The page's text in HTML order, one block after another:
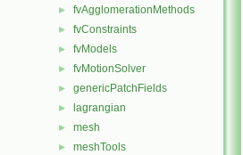
► fvAgglomerationMethods
► fvConstraints
► fvModels
► fvMotionSolver
► genericPatchFields
► lagrangian
► mesh
► meshTools